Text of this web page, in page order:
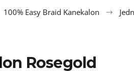
100% Easy Braid Kanekalon
Rosegold
100% EZ KANEKALON